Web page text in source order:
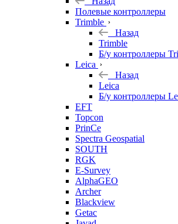
Полевые контроллеры
Trimble
Назад
Trimble
Б/у контроллеры
Leica
Назад
Leica
Б/у контроллеры
EFT
Topcon
PrinCe
Spectra Geospatial
SOUTH
RGK
E-Survey
AlphaGEO
Archer
Blackview
Getac